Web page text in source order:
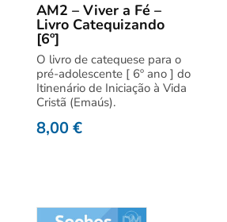
AM2 – Viver a Fé –
Livro Catequizando
[6º]
O livro de catequese para o
pré-adolescente [ 6º ano ] do
Itinenário de Iniciação à Vida
Cristã (Emaús).
8,00€